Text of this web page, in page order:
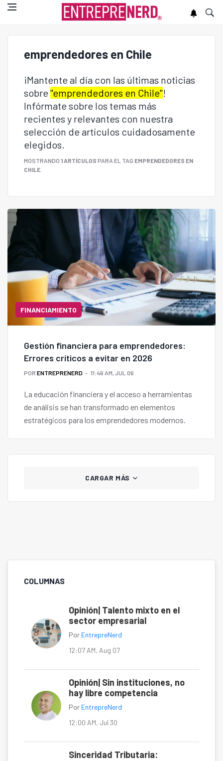
emprendedores en Chile
¡Mantente al día con las últimas noticias
sobre "emprendedores en Chile"!
Infórmate sobre los temas más
recientes y relevantes con nuestra
selección de artículos cuidadosamente
elegidos.
MOSTRANDO 1 ARTÍCULOS PARA EL TAG EMPRENDEDORES EN
CHILE
FINANCIAMIENTO
Gestión financiera para emprendedores:
Errores críticos a evitar en 2026
POR ENTREPRENERD 11:46 AM, JUL 06
La educación financiera y el acceso a herramientas
de análisis se han transformado en elementos
estratégicos para los emprendedores modernos.
CARGAR MÁS
COLUMNAS
Opinión| Talento mixto en el
sector empresarial
Por EntrepreNerd
12:07 AM, Aug 07
Opinión| Sin instituciones, no
hay libre competencia
Por EntrepreNerd
12:00 AM, Jul 30
Sinceridad Tributaria: